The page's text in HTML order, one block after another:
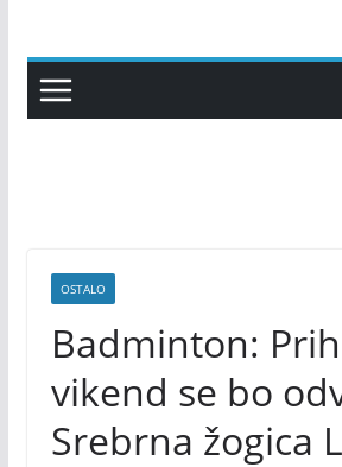
content
OSTALO
Badminton:
vikend se bo
Srebrna žogica